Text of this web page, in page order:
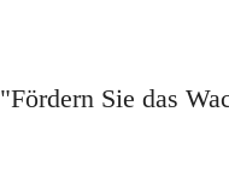
"Fördern Sie das